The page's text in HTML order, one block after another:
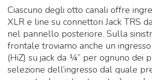
Ciascuno degli otto canali offre
XLR e line su connettori Jack TRS
nel pannello posteriore. Sulla
frontale troviamo anche un
(HiZ) su jack da ¼” per ognuno dei
selezione dell’ingresso dal quale